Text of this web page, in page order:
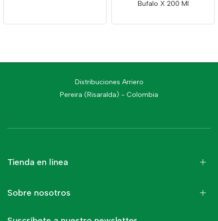
Bufalo X 200 Ml
Distribuciones Arriero
Pereira (Risaralda) - Colombia
Tienda en línea
Sobre nosotros